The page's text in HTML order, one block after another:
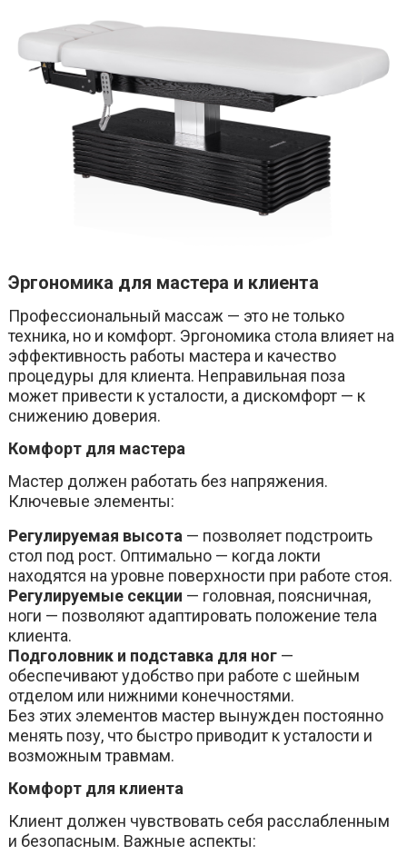
Эргономика для мастера и клиента
Профессиональный массаж — это не только
техника, но и комфорт. Эргономика стола влияет на
эффективность работы мастера и качество
процедуры для клиента. Неправильная поза
может привести к усталости, а дискомфорт — к
снижению доверия.
Комфорт для мастера
Мастер должен работать без напряжения.
Ключевые элементы:
Регулируемая высота — позволяет подстроить
стол под рост. Оптимально — когда локти
находятся на уровне поверхности при работе стоя.
Регулируемые секции — головная, поясничная,
ноги — позволяют адаптировать положение тела
клиента.
Подголовник и подставка для ног —
обеспечивают удобство при работе с шейным
отделом или нижними конечностями.
Без этих элементов мастер вынужден постоянно
менять позу, что быстро приводит к усталости и
возможным травмам.
Комфорт для клиента
Клиент должен чувствовать себя расслабленным
и безопасным. Важные аспекты: